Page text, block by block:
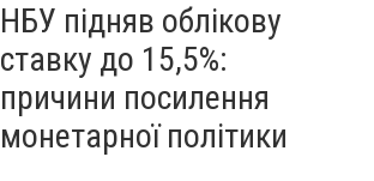
НБУ підняв облікову
ставку до 15,5%:
причини посилення
монетарної політики